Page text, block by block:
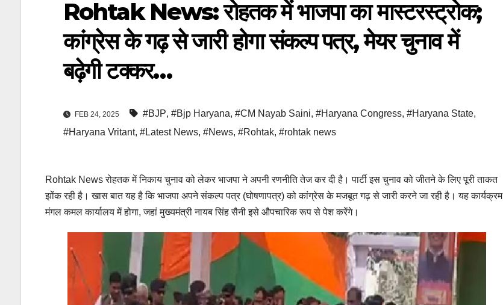
Rohtak News: रोहतक में भाजपा का मास्टरस्ट्रोक;
कांग्रेस के गढ़ से जारी होगा संकल्प पत्र, मेयर चुनाव में
बढ़ेगी टक्कर…
FEB 24, 2025 #BJP, #Bjp Haryana, #CM Nayab Saini, #Haryana Congress, #Haryana State,
#Haryana Vritant, #Latest News, #News, #Rohtak, #rohtak news
Rohtak News रोहतक में निकाय चुनाव को लेकर भाजपा ने अपनी रणनीति तेज कर दी है। पार्टी इस चुनाव को जीतने के लिए पूरी ताकत
झोंक रही है। खास बात यह है कि भाजपा अपने संकल्प पत्र (घोषणापत्र) को कांग्रेस के मजबूत गढ़ से जारी करने जा रही है। यह कार्यक्रम
मंगल कमल कार्यालय में होगा, जहां मुख्यमंत्री नायब सिंह सैनी इसे औपचारिक रूप से पेश करेंगे।